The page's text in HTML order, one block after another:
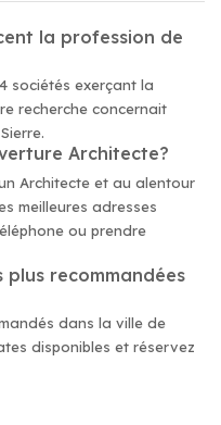
la profession de
sociétés exerçant la
recherche concernait
Architecte?
Architecte et au alentour
meilleures adresses
ou prendre
plus recommandées
dans la ville de
disponibles et réservez